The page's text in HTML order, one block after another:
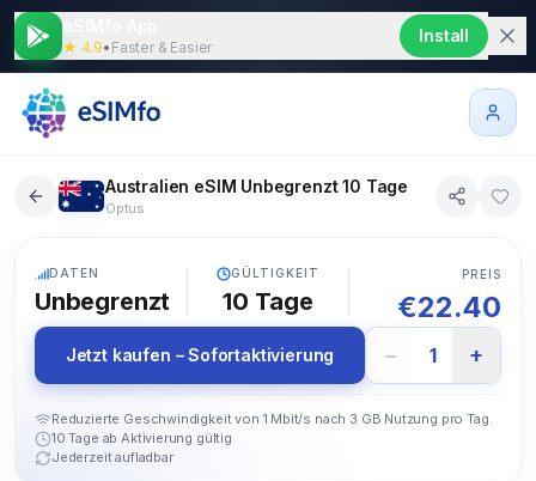
★ 4.9• Faster & Easier
Install
Australien eSIM Unbegrenzt 10 Tage
Optus
DATEN
Unbegrenzt
GÜLTIGKEIT
10 Tage
PREIS
€22.40
Jetzt kaufen – Sofortaktivierung − 1 +
Reduzierte Geschwindigkeit von 1 Mbit/s nach 3 GB Nutzung pro Tag.
10 Tage ab Aktivierung gültig
Jederzeit aufladbar